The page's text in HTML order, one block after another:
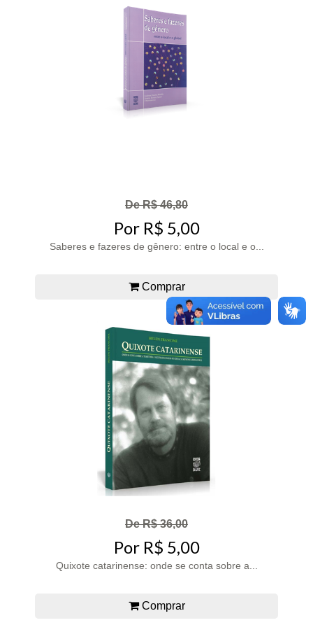
De R$ 46,80
Por R$ 5,00
Saberes e fazeres de gênero: entre o local e o...
Comprar
De R$ 36,00
Por R$ 5,00
Quixote catarinense: onde se conta sobre a...
Comprar